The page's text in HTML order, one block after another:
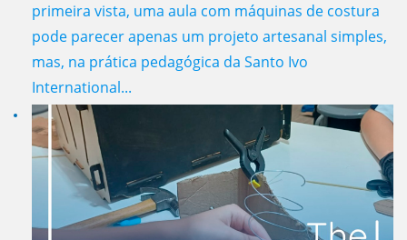
primeira vista, uma aula com máquinas de costura
pode parecer apenas um projeto artesanal simples,
mas, na prática pedagógica da Santo Ivo
International...